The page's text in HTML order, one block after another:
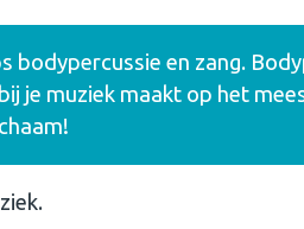
bodypercussie en zang.
je muziek maakt op het